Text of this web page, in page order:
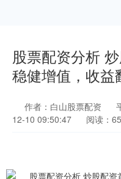
股票配资分析
稳健增值，收益
作者：白山股票配资
12-10 09:50:47
阅读：65